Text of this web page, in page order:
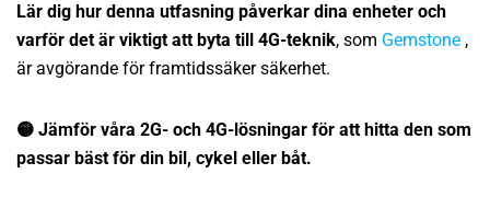
Lär dig hur denna utfasning påverkar dina enheter och
varför det är viktigt att byta till 4G-teknik, som Gemstone ,
är avgörande för framtidssäker säkerhet.
🟡 Jämför våra 2G- och 4G-lösningar för att hitta den som
passar bäst för din bil, cykel eller båt.